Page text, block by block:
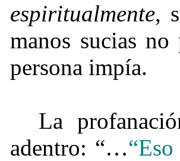
espiritualmente,
manos sucias
persona impía.
La
adentro: “…